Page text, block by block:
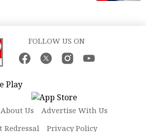
FOLLOW US ON
About Us
Advertise With Us
Redressal
Privacy Policy